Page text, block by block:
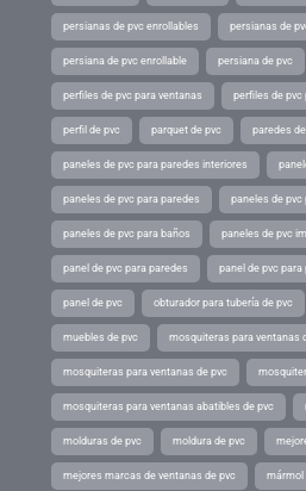
persianas de pvc enrollables persianas de
persiana de pvc enrollable persiana de pvc
perfiles de pvc para ventanas perfiles de pvc
perfil de pvc parquet de pvc paredes
paneles de pvc para paredes interiores
paneles de pvc para paredes paneles de pvc
paneles de pvc para baños paneles de pvc
panel de pvc para paredes panel de pvc para
panel de pvc obturador para tubería de pvc
muebles de pvc mosquiteras para ventanas
mosquiteras para ventanas de pvc
mosquiteras para ventanas abatibles de pvc
molduras de pvc moldura de pvc
mejores marcas de ventanas de pvc mármol